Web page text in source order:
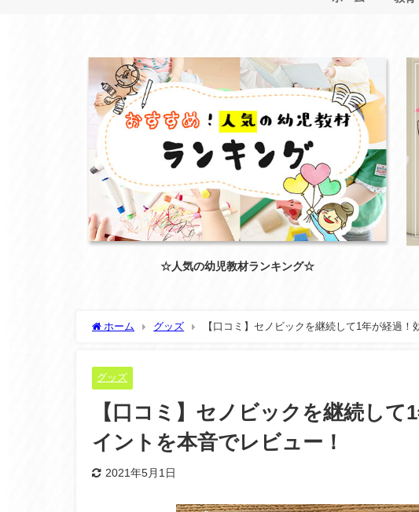
☆人気の幼児教材ランキング☆
ホーム グッズ 【口コミ】セノビックを継続して1年が経過
グッズ
【口コミ】セノビックを継続し
イントを本音でレビュー！
2021年5月1日